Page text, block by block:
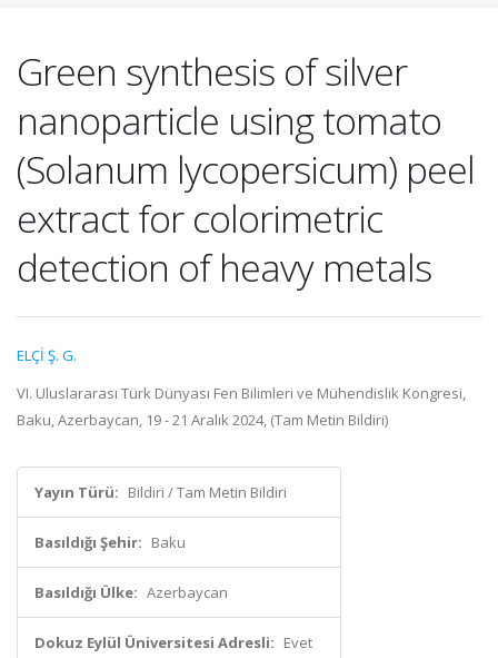
Green synthesis of silver
nanoparticle using tomato
(Solanum lycopersicum) peel
extract for colorimetric
detection of heavy metals
ELÇİ Ş. G.
VI. Uluslararası Türk Dünyası Fen Bilimleri ve Mühendislik Kongresi,
Baku, Azerbaycan, 19 - 21 Aralık 2024, (Tam Metin Bildiri)
Yayın Türü: Bildiri / Tam Metin Bildiri
Basıldığı Şehir: Baku
Basıldığı Ülke: Azerbaycan
Dokuz Eylül Üniversitesi Adresli: Evet